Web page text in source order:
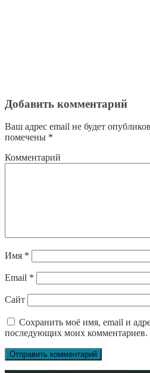
Добавить комментарий
Ваш адрес email не будет
помечены *
Комментарий
Имя *
Email *
Сайт
Сохранить моё имя, email и
последующих моих комментариев.